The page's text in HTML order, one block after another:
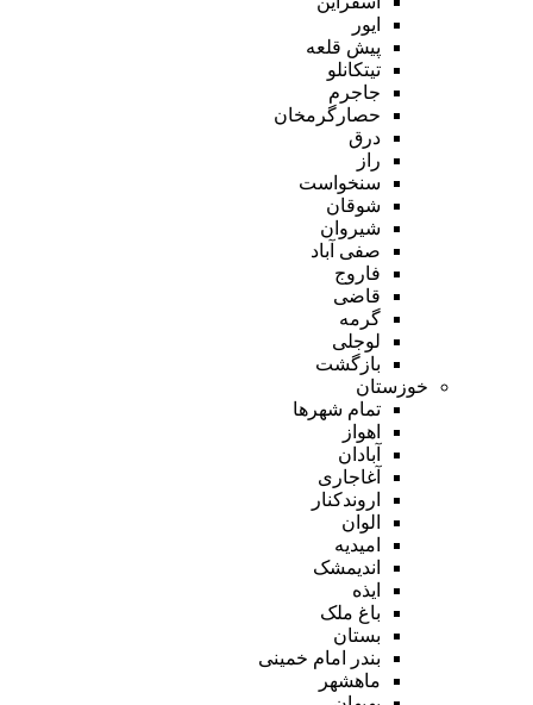
ایور
پیش قلعه
تیتکانلو
جاجرم
حصارگرمخان
درق
راز
سنخواست
شوقان
شیروان
صفی آباد
فاروج
قاضی
گرمه
لوجلی
بازگشت
خوزستان
تمام شهر‌ها
اهواز
آبادان
آغاجاری
اروندکنار
الوان
امیدیه
اندیمشک
ایذه
باغ ملک
بستان
بندر امام خمینی
ماهشهر